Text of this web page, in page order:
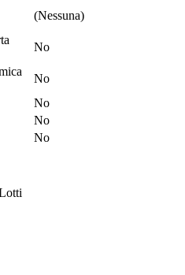
(Nessuna)
No
No
No
No
No